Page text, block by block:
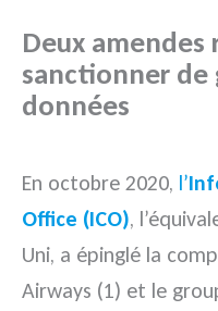
Deux
sanctionner de
données
En octobre 2020, l’
Office (ICO),
Uni, a épinglé la
Airways (1) et le